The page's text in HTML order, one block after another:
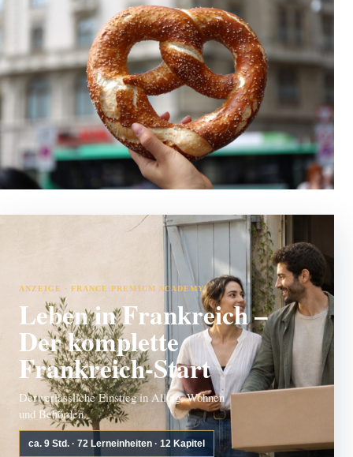
ANZEIGE · FRANCE PREMIUM ACADEMY
Leben in Frankreich –
Der komplette
Frankreich-Start
Der verlässliche Einstieg in Alltag, Wohnen
und Behörden.
ca. 9 Std. · 72 Lerneinheiten · 12 Kapitel